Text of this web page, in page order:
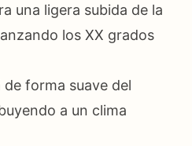
una ligera subida de la
los XX grados
forma suave del
a un clima